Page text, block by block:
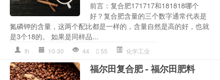
前言：复合肥171717和181818哪个
好？复合肥含量的三个数字通常代表是
氮磷钾的含量，这两个配比都是一样的，含量自然是高的好，也就
是3个18的。 如果是同样品...
fh 10-30 44 55 化学工业
福尔田复合肥 - 福尔田肥料